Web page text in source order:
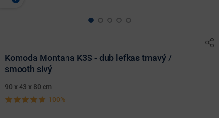
Komoda Montana K3S - dub lefkas tmavý /
smooth sivý
90 x 43 x 80 cm
100%